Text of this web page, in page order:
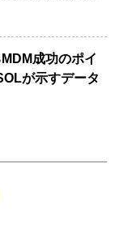
成功のポイ
が示すデータ